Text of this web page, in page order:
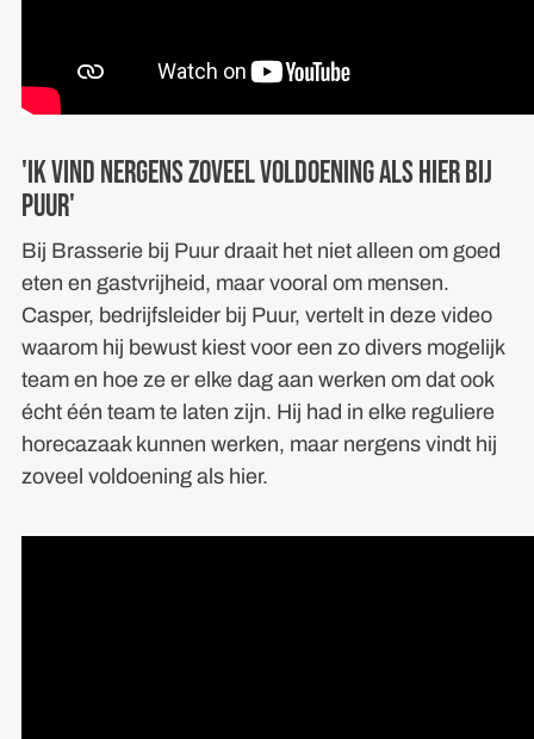
'Ik vind nergens zoveel voldoening als hier Bij
Puur'
Bij Brasserie bij Puur draait het niet alleen om goed
eten en gastvrijheid, maar vooral om mensen.
Casper, bedrijfsleider bij Puur, vertelt in deze video
waarom hij bewust kiest voor een zo divers mogelijk
team en hoe ze er elke dag aan werken om dat ook
écht één team te laten zijn. Hij had in elke reguliere
horecazaak kunnen werken, maar nergens vindt hij
zoveel voldoening als hier.